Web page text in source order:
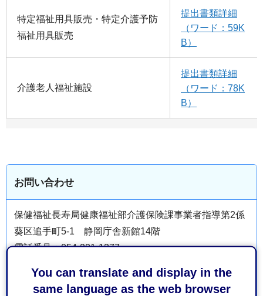
You can translate and display in the
same language as the web browser
特定福祉用具販売・特定介護予防
福祉用具販売
提出書類詳細
（ワード：59K
B）
介護老人福祉施設
提出書類詳細
（ワード：78K
B）
お問い合わせ
保健福祉長寿局健康福祉部介護保険課事業者指導第2係
葵区追手町5-1 静岡庁舎新館14階
電話番号：054-221-1377